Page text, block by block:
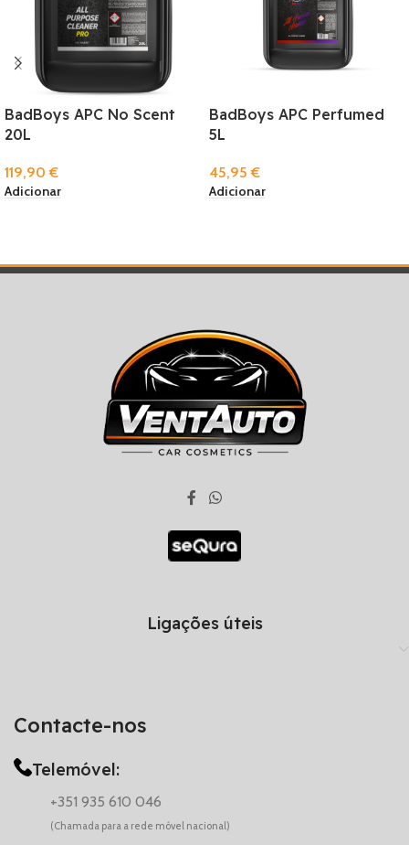
BadBoys APC No Scent
20L
119,90€
Adicionar
BadBoys APC Perfumed
5L
45,95€
Adicionar
Contacte-nos
Telemóvel:
+351 935 610 046
(Chamada para a rede móvel nacional)
Ligações úteis